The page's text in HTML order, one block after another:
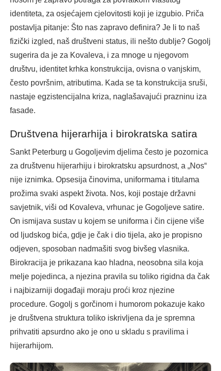
identiteta, za osjećajem cjelovitosti koji je izgubio. Priča
postavlja pitanje: Što nas zapravo definira? Je li to naš
fizički izgled, naš društveni status, ili nešto dublje? Gogolj
sugerira da je za Kovaleva, i za mnoge u njegovom
društvu, identitet krhka konstrukcija, ovisna o vanjskim,
često površnim, atributima. Kada se ta konstrukcija sruši,
nastaje egzistencijalna kriza, naglašavajući prazninu iza
fasade.
Društvena hijerarhija i birokratska satira
Sankt Peterburg u Gogoljevim djelima često je pozornica
za društvenu hijerarhiju i birokratsku apsurdnost, a „Nos“
nije iznimka. Opsesija činovima, uniformama i titulama
prožima svaki aspekt života. Nos, koji postaje državni
savjetnik, viši od Kovaleva, vrhunac je Gogoljeve satire.
On ismijava sustav u kojem se uniforma i čin cijene više
od ljudskog bića, gdje je čak i dio tijela, ako je propisno
odjeven, sposoban nadmašiti svog bivšeg vlasnika.
Birokracija je prikazana kao hladna, neosobna sila koja
melje pojedinca, a njezina pravila su toliko rigidna da čak
i najbizarniji događaji moraju proći kroz njezine
procedure. Gogolj s gorčinom i humorom pokazuje kako
je društvena struktura toliko iskrivljena da je spremna
prihvatiti apsurdno ako je ono u skladu s pravilima i
hijerarhijom.